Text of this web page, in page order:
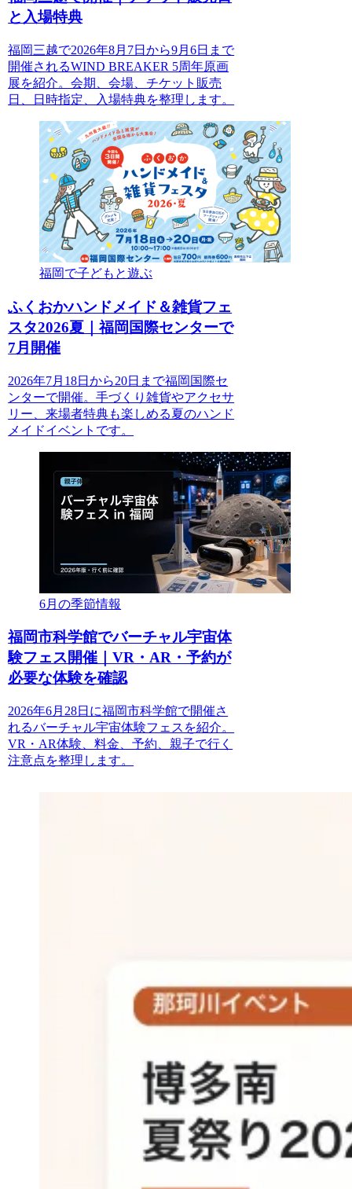
と入場特典
福岡三越で2026年8月7日から9月6日まで
開催されるWIND BREAKER 5周年原画
展を紹介。会期、会場、チケット販売
日、日時指定、入場特典を整理します。
福岡で子どもと遊ぶ
ふくおかハンドメイド＆雑貨フェ
スタ2026夏｜福岡国際センターで
7月開催
2026年7月18日から20日まで福岡国際セ
ンターで開催。手づくり雑貨やアクセサ
リー、来場者特典も楽しめる夏のハンド
メイドイベントです。
6月の季節情報
福岡市科学館でバーチャル宇宙体
験フェス開催｜VR・AR・予約が
必要な体験を確認
2026年6月28日に福岡市科学館で開催さ
れるバーチャル宇宙体験フェスを紹介。
VR・AR体験、料金、予約、親子で行く
注意点を整理します。